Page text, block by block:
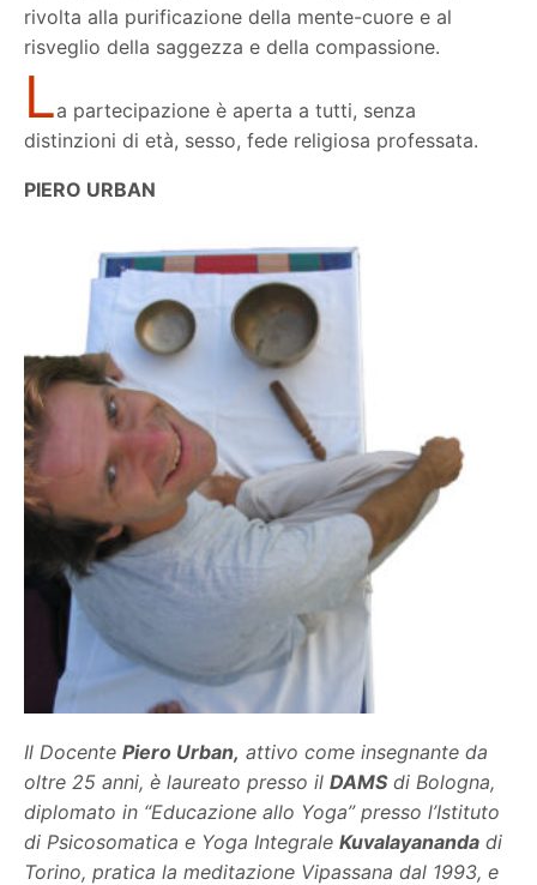
rivolta alla purificazione della mente-cuore e al
risveglio della saggezza e della compassione.
La partecipazione è aperta a tutti, senza
distinzioni di età, sesso, fede religiosa professata.
PIERO URBAN
Il DocentePiero Urban, attivo come insegnante da
oltre 25 anni, è laureato presso ilDAMSdi Bologna,
diplomato in “Educazione allo Yoga” presso l’Istituto
di Psicosomatica e Yoga IntegraleKuvalayananda di
Torino, pratica la meditazione Vipassana dal 1993, e